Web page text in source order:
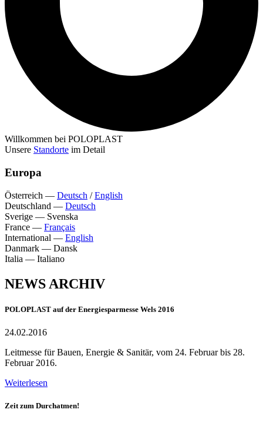
Willkommen bei POLOPLAST
Unsere Standorte im Detail
Europa
Österreich — Deutsch /English
Deutschland — Deutsch
Sverige — Svenska
France — Français
International — English
Danmark — Dansk
Italia — Italiano
NEWS ARCHIV
POLOPLAST auf der Energiesparmesse Wels 2016
24.02.2016
Leitmesse für Bauen, Energie & Sanitär, vom 24. Februar bis 28.
Februar 2016.
Weiterlesen
Zeit zum Durchatmen!